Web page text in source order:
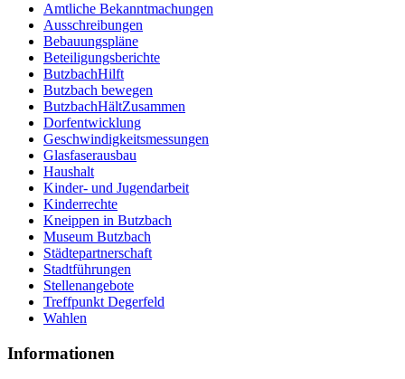
Amtliche Bekanntmachungen
Ausschreibungen
Bebauungspläne
Beteiligungsberichte
ButzbachHilft
Butzbach bewegen
ButzbachHältZusammen
Dorfentwicklung
Geschwindigkeitsmessungen
Glasfaserausbau
Haushalt
Kinder- und Jugendarbeit
Kinderrechte
Kneippen in Butzbach
Museum Butzbach
Städtepartnerschaft
Stadtführungen
Stellenangebote
Treffpunkt Degerfeld
Wahlen
Informationen